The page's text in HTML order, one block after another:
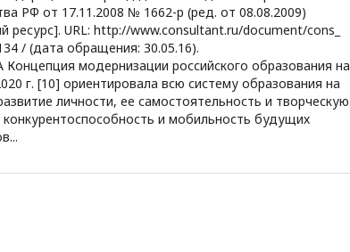
РФ от 17.11.2008 № 1662-р (ред. от 08.08.2009)
ресурс]. URL: http://www.consultant.ru/document/cons_
/ (дата обращения: 30.05.16).
Концепция модернизации российского образования на
г. [10] ориентировала всю систему образования на
личности, ее самостоятельность и творческую
конкурентоспособность и мобильность будущих